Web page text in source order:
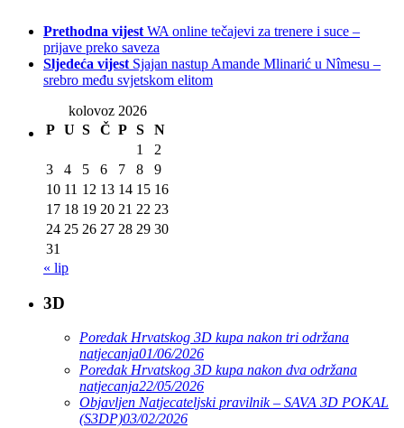
Prethodna vijest WA online tečajevi za trenere i suce –
prijave preko saveza
Sljedeća vijest Sjajan nastup Amande Mlinarić u Nîmesu –
srebro među svjetskom elitom
kolovoz 2026
P U S Č P S
N
1
2
3
4 5 6 7 8
9
10 11 12 13 14 15 16
17 18 19 20 21 22 23
24 25 26 27 28 29 30
31
« lip
3D
Poredak Hrvatskog 3D kupa nakon tri održana
natjecanja01/06/2026
Poredak Hrvatskog 3D kupa nakon dva održana
natjecanja22/05/2026
Objavljen Natjecateljski pravilnik – SAVA 3D POKAL
(S3DP)03/02/2026